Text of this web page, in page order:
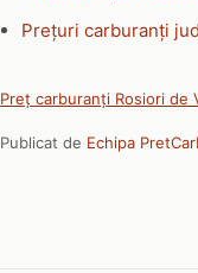
Prețuri carburanți
Preț carburanți Rosiori de
Publicat de Echipa